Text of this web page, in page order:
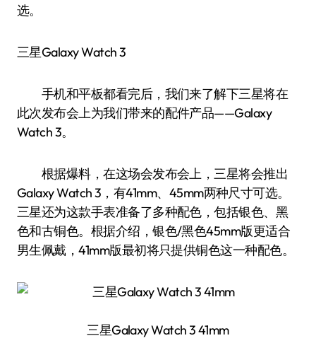
选。
三星Galaxy Watch 3
手机和平板都看完后，我们来了解下三星将在
此次发布会上为我们带来的配件产品——Galaxy
Watch 3。
根据爆料，在这场会发布会上，三星将会推出
Galaxy Watch 3，有41mm、45mm两种尺寸可选。
三星还为这款手表准备了多种配色，包括银色、黑
色和古铜色。根据介绍，银色/黑色45mm版更适合
男生佩戴，41mm版最初将只提供铜色这一种配色。
三星Galaxy Watch 3 41mm